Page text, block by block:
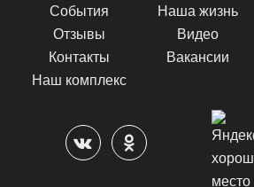
События
Отзывы
Контакты
Наш комплекс
Наша жизнь
Видео
Вакансии